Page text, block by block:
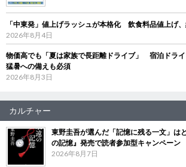
「中東発」値上げラッシュが本格化 飲食料品値上げ
2026年8月4日
物価高でも「夏は家族で長距離ドライブ」 宿泊ドライ
猛暑への備えも必須
2026年8月3日
カルチャー
東野圭吾が選んだ「記憶に残る一文」
の記憶』発売で読者参加型キャンペーン
2026年8月7日